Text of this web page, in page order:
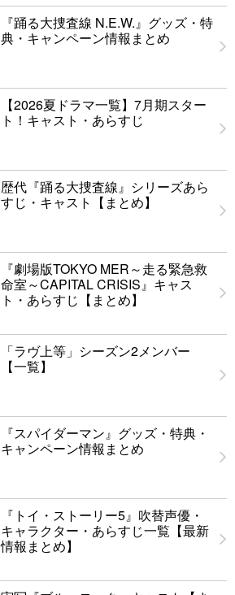
『踊る大捜査線 N.E.W.』グッズ・特
典・キャンペーン情報まとめ
【2026夏ドラマ一覧】7月期スター
ト！キャスト・あらすじ
歴代『踊る大捜査線』シリーズあら
すじ・キャスト【まとめ】
『劇場版TOKYO MER～走る緊急救
命室～CAPITAL CRISIS』キャス
ト・あらすじ【まとめ】
「ラヴ上等」シーズン2メンバー
【一覧】
『スパイダーマン』グッズ・特典・
キャンペーン情報まとめ
『トイ・ストーリー5』吹替声優・
キャラクター・あらすじ一覧【最新
情報まとめ】